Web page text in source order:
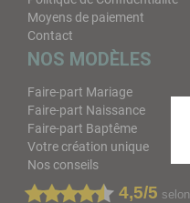
Moyens de paiement
Contact
NOS MODÈLES
Faire-part Mariage
Faire-part Naissance
Faire-part Baptême
Votre création unique
Nos conseils
4,5/5 selon